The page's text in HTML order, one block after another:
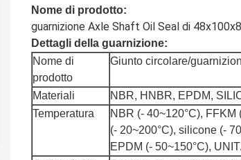
Nome di prodotto:
guarnizione Axle Shaft Oil Seal di
Dettagli della guarnizione:
Nome di
prodotto
Giunto circolare/
Materiali
NBR, HNBR, EPDM,
Temperatura
NBR (- 40~120°C), FFKM
(- 20~200°C), silicone (-
EPDM (- 50~150°C),